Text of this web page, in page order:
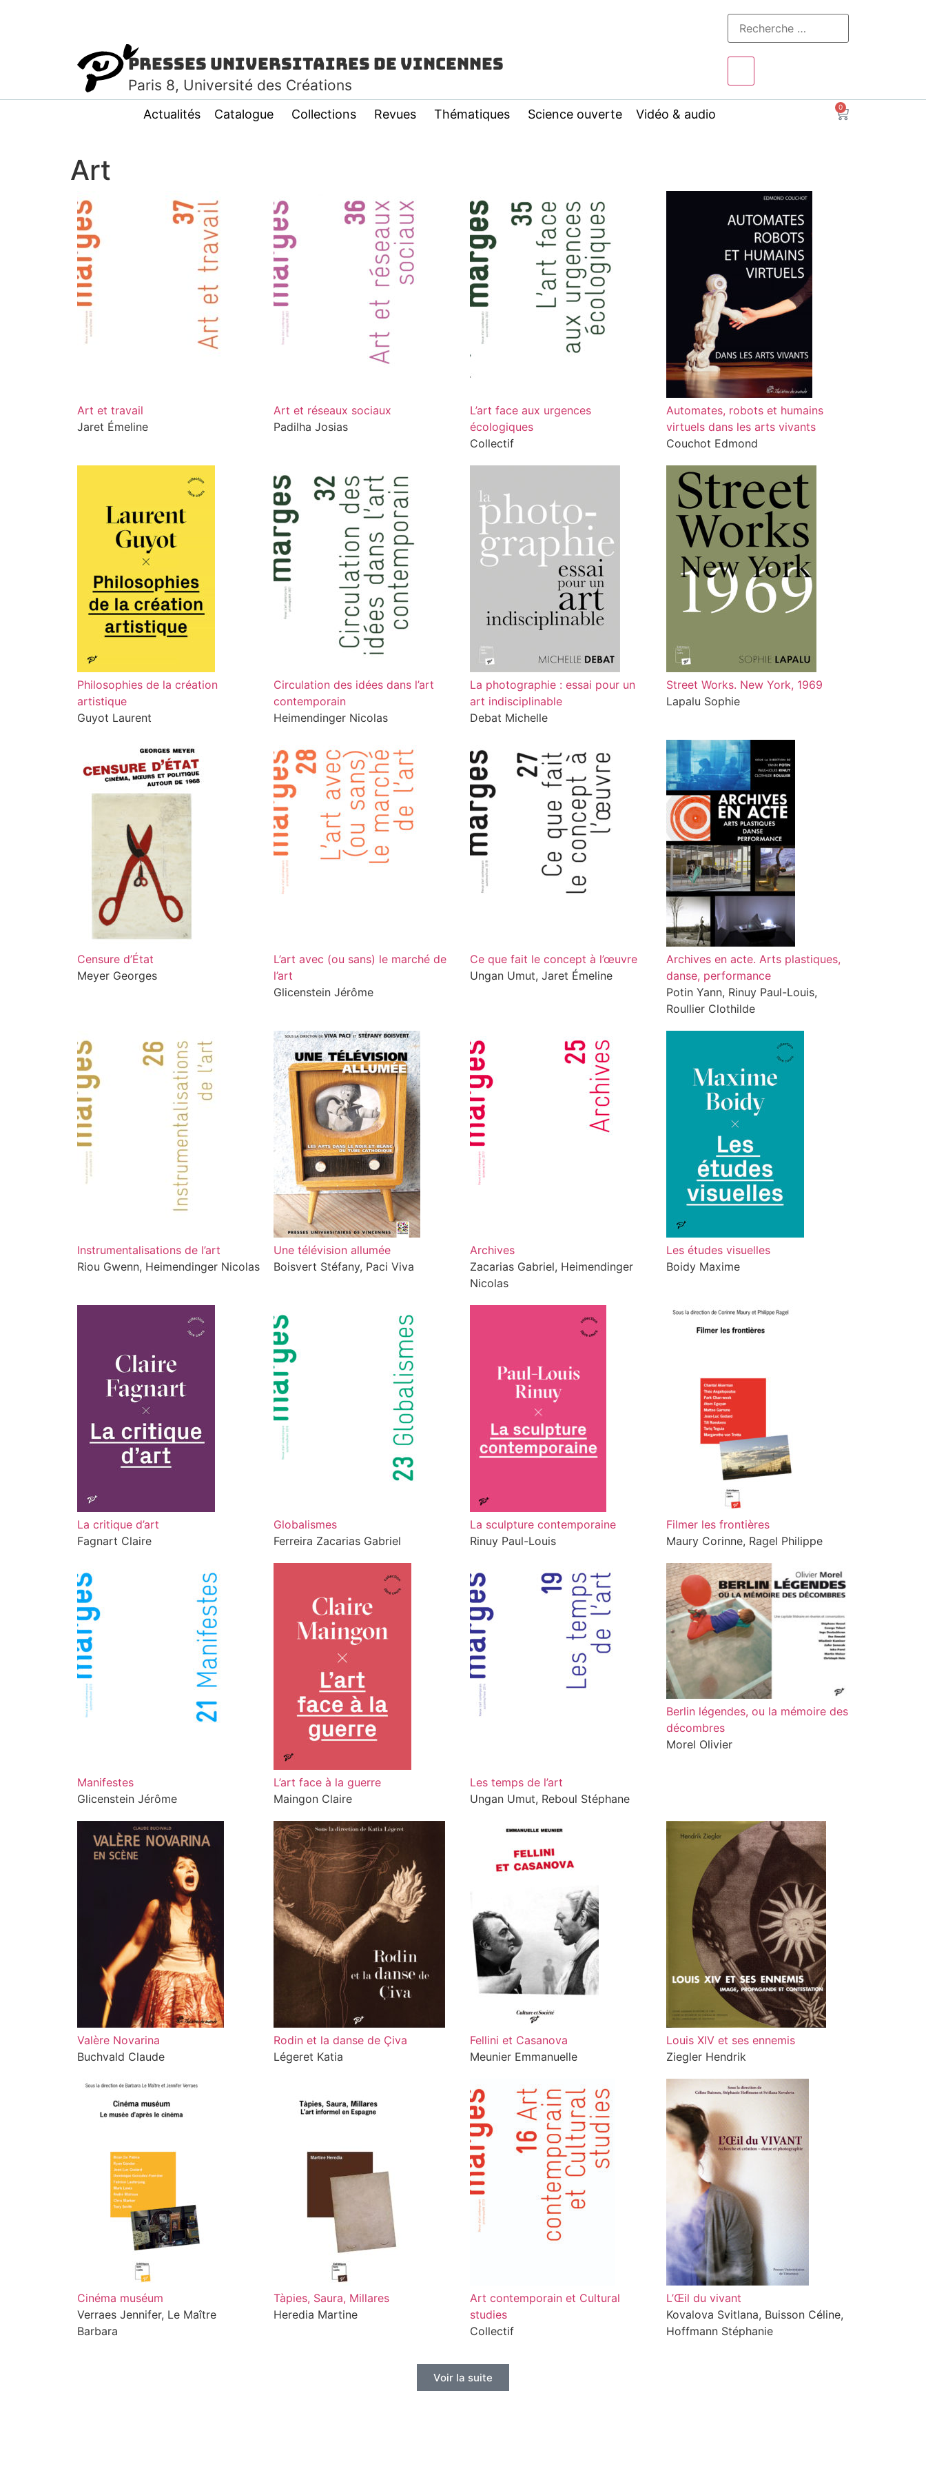
Presses Universitaires de Vincennes
Paris 8, Université des Créations
Actualités Catalogue Collections Revues Thématiques Science ouverte Vidéo & audio 0
Art
Art et travail
Jaret Émeline
Art et réseaux sociaux
Padilha Josias
L’art face aux urgences
écologiques
Collectif
Automates, robots et humains
virtuels dans les arts vivants
Couchot Edmond
Philosophies de la création
artistique
Guyot Laurent
Circulation des idées dans l’art
contemporain
Heimendinger Nicolas
La photographie : essai pour un
art indisciplinable
Debat Michelle
Street Works. New York, 1969
Lapalu Sophie
Censure d’État
Meyer Georges
L’art avec (ou sans) le marché de
l’art
Glicenstein Jérôme
Ce que fait le concept à l’œuvre
Ungan Umut, Jaret Émeline
Archives en acte. Arts plastiques,
danse, performance
Potin Yann, Rinuy Paul-Louis,
Roullier Clothilde
Instrumentalisations de l’art
Riou Gwenn, Heimendinger Nicolas
Une télévision allumée
Boisvert Stéfany, Paci Viva
Archives
Zacarias Gabriel, Heimendinger
Nicolas
Les études visuelles
Boidy Maxime
La critique d’art
Fagnart Claire
Globalismes
Ferreira Zacarias Gabriel
La sculpture contemporaine
Rinuy Paul-Louis
Filmer les frontières
Maury Corinne, Ragel Philippe
Manifestes
Glicenstein Jérôme
L’art face à la guerre
Maingon Claire
Les temps de l’art
Ungan Umut, Reboul Stéphane
Berlin légendes, ou la mémoire des
décombres
Morel Olivier
Valère Novarina
Buchvald Claude
Rodin et la danse de Çiva
Légeret Katia
Fellini et Casanova
Meunier Emmanuelle
Louis XIV et ses ennemis
Ziegler Hendrik
Cinéma muséum
Verraes Jennifer, Le Maître
Barbara
Tàpies, Saura, Millares
Heredia Martine
Art contemporain et Cultural
studies
Collectif
L’Œil du vivant
Kovalova Svitlana, Buisson Céline,
Hoffmann Stéphanie
Voir la suite